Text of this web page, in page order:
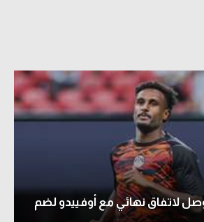
لاتفاق نهائي مع أوفييدو لضم